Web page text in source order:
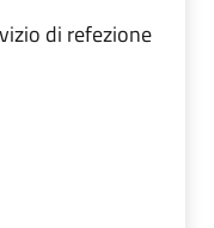
di refezione